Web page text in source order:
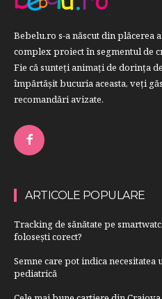
Bebelu.ro s-a născut din plăcerea
complex proiect în segmentul de
Fie că sunteţi animaţi de dorinţa
împărtăşit bucuria aceasta, veți
recomandări avizate.
ARTICOLE POPULARE
Tracking de sănătate pe
folosești corect?
Semne care pot indica
pediatrică